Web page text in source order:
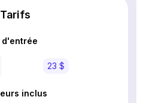
Tarifs
d'entrée
23 $
inclus